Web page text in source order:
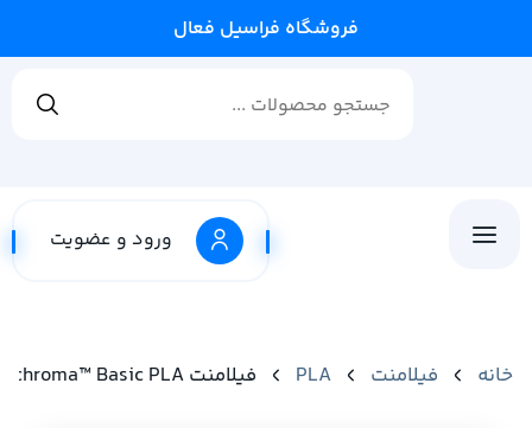
فروشگاه فراسیل فعال می باشد✨
ورود و عضویت
خانه فیلامنت PLA فیلامنت Panchroma™ Basic PLA برند Polymaker رنگ مشکی